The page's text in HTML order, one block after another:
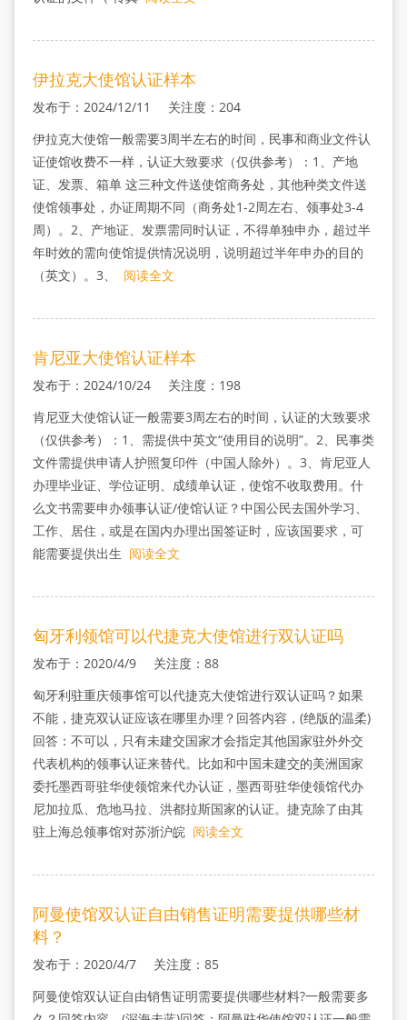
伊拉克大使馆认证样本
发布于：2024/12/11 关注度：204
伊拉克大使馆一般需要3周半左右的时间，民事和商业文件认
证使馆收费不一样，认证大致要求（仅供参考）：1、产地
证、发票、箱单 这三种文件送使馆商务处，其他种类文件送
使馆领事处，办证周期不同（商务处1-2周左右、领事处3-4
周）。2、产地证、发票需同时认证，不得单独申办，超过半
年时效的需向使馆提供情况说明，说明超过半年申办的目的
（英文）。3、
阅读全文
肯尼亚大使馆认证样本
发布于：2024/10/24 关注度：198
肯尼亚大使馆认证一般需要3周左右的时间，认证的大致要求
（仅供参考）：1、需提供中英文“使用目的说明”。2、民事类
文件需提供申请人护照复印件（中国人除外）。3、肯尼亚人
办理毕业证、学位证明、成绩单认证，使馆不收取费用。什
么文书需要申办领事认证/使馆认证？中国公民去国外学习、
工作、居住，或是在国内办理出国签证时，应该国要求，可
能需要提供出生 阅读全文
匈牙利领馆可以代捷克大使馆进行双认证吗
发布于：2020/4/9 关注度：88
匈牙利驻重庆领事馆可以代捷克大使馆进行双认证吗？如果
不能，捷克双认证应该在哪里办理？回答内容，(绝版的温柔)
回答：不可以，只有未建交国家才会指定其他国家驻外外交
代表机构的领事认证来替代。比如和中国未建交的美洲国家
委托墨西哥驻华使领馆来代办认证，墨西哥驻华使领馆代办
尼加拉瓜、危地马拉、洪都拉斯国家的认证。捷克除了由其
驻上海总领事馆对苏浙沪皖 阅读全文
阿曼使馆双认证自由销售证明需要提供哪些材
料？
发布于：2020/4/7 关注度：85
阿曼使馆双认证自由销售证明需要提供哪些材料?一般需要多